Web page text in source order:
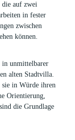
die auf zwei
in fester
zwischen
können.
in unmittelbarer
alten Stadtvilla.
in Würde ihren
Orientierung,
die Grundlage